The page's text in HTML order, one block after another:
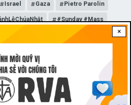
×
Israel Gaza Pietro Parolin
#Sunday #Mass
hoàng Lêô XIV General Audience
WITH US!